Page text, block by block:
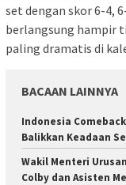
set dengan skor 6-4,
berlangsung hampir
paling dramatis di
BACAAN LAINNYA
Indonesia
Balikkan Keadaan
Wakil Menteri
Colby dan Asisten